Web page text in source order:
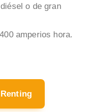
o de gran
amperios hora.